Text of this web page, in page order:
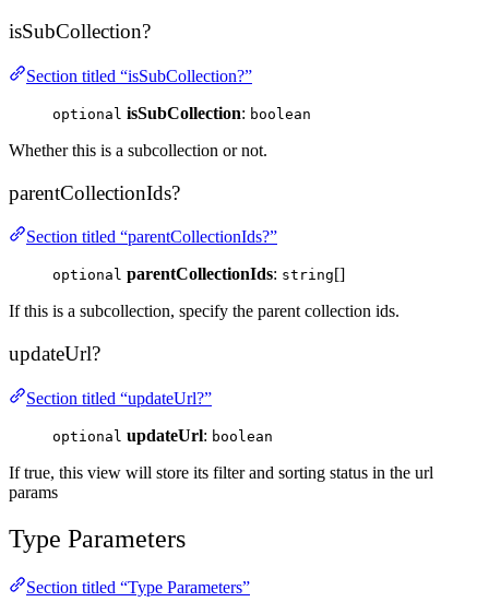
isSubCollection?
Section titled “isSubCollection?”
optional isSubCollection: boolean
Whether this is a subcollection or not.
parentCollectionIds?
Section titled “parentCollectionIds?”
optional parentCollectionIds: string[]
If this is a subcollection, specify the parent collection ids.
updateUrl?
Section titled “updateUrl?”
optional updateUrl: boolean
If true, this view will store its filter and sorting status in the url
params
Type Parameters
Section titled “Type Parameters”